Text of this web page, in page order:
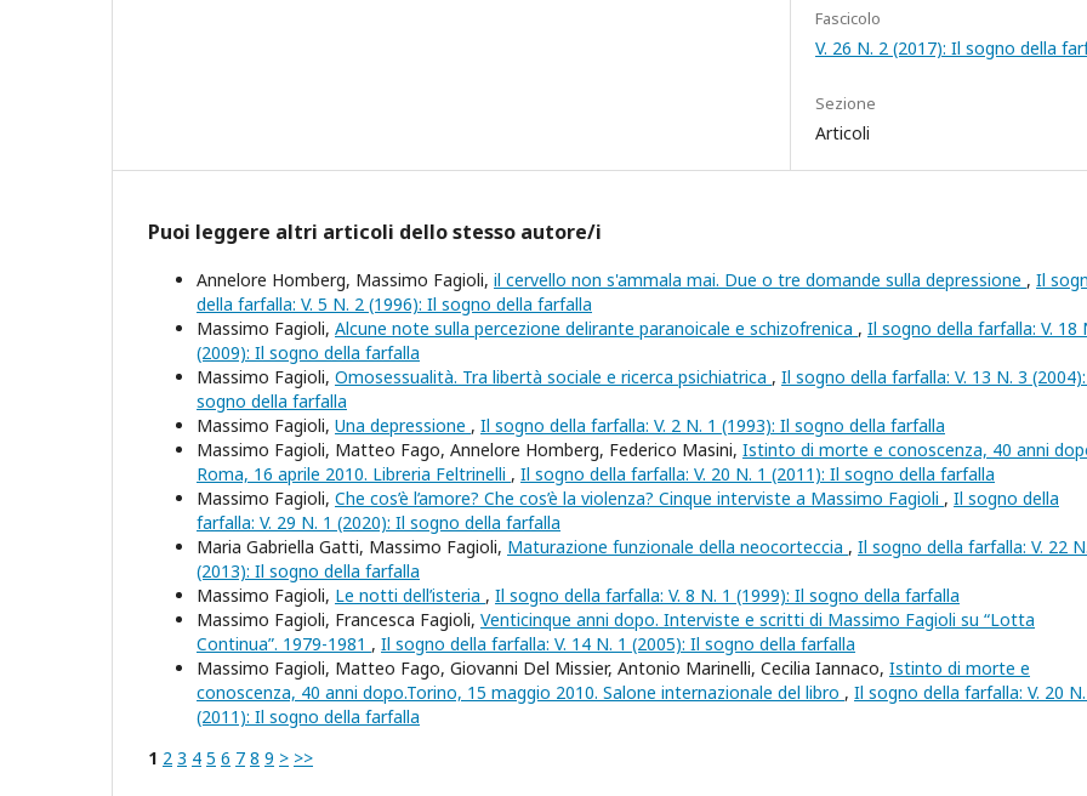
Fascicolo
V. 26 N. 2 (2017): Il sogno della
Sezione
Articoli
Puoi leggere altri articoli dello stesso autore/i
Annelore Homberg, Massimo Fagioli, il cervello non s'ammala mai. Due o tre domande sulla depressione , Il
della farfalla: V. 5 N. 2 (1996): Il sogno della farfalla
Massimo Fagioli, Alcune note sulla percezione delirante paranoicale e schizofrenica , Il sogno della farfalla: V. 18
(2009): Il sogno della farfalla
Massimo Fagioli, Omosessualità. Tra libertà sociale e ricerca psichiatrica , Il sogno della farfalla: V. 13 N. 3
sogno della farfalla
Massimo Fagioli, Una depressione , Il sogno della farfalla: V. 2 N. 1 (1993): Il sogno della farfalla
Massimo Fagioli, Matteo Fago, Annelore Homberg, Federico Masini, Istinto di morte e conoscenza, 40 anni
Roma, 16 aprile 2010. Libreria Feltrinelli , Il sogno della farfalla: V. 20 N. 1 (2011): Il sogno della farfalla
Massimo Fagioli, Che cos’è l’amore? Che cos’è la violenza? Cinque interviste a Massimo Fagioli , Il sogno della
farfalla: V. 29 N. 1 (2020): Il sogno della farfalla
Maria Gabriella Gatti, Massimo Fagioli, Maturazione funzionale della neocorteccia , Il sogno della farfalla: V. 22
(2013): Il sogno della farfalla
Massimo Fagioli, Le notti dell’isteria , Il sogno della farfalla: V. 8 N. 1 (1999): Il sogno della farfalla
Massimo Fagioli, Francesca Fagioli, Venticinque anni dopo. Interviste e scritti di Massimo Fagioli su “Lotta
Continua”. 1979-1981 , Il sogno della farfalla: V. 14 N. 1 (2005): Il sogno della farfalla
Massimo Fagioli, Matteo Fago, Giovanni Del Missier, Antonio Marinelli, Cecilia Iannaco, Istinto di morte e
conoscenza, 40 anni dopo.Torino, 15 maggio 2010. Salone internazionale del libro , Il sogno della farfalla: V. 20 N.
(2011): Il sogno della farfalla
1 2 3 4 5 6 7 8 9 > >>